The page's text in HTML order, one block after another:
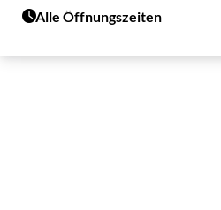
Alle Öffnungszeiten